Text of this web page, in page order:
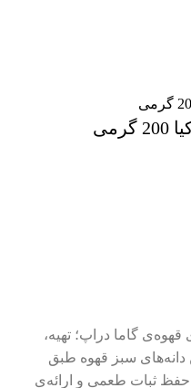
گاما دراپ؛ تهیه،
سبز قهوه طبق
حفظ ثبات طعمی و ارائه‌ی